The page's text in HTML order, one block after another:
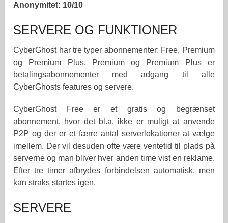
Anonymitet: 10/10
SERVERE OG FUNKTIONER
CyberGhost har tre typer abonnementer: Free, Premium
og Premium Plus. Premium og Premium Plus er
betalingsabonnementer med adgang til alle
CyberGhosts features og servere.
CyberGhost Free er et gratis og begrænset
abonnement, hvor det bl.a. ikke er muligt at anvende
P2P og der er et færre antal serverlokationer at vælge
imellem. Der vil desuden ofte være ventetid til plads på
serverne og man bliver hver anden time vist en reklame.
Efter tre timer afbrydes forbindelsen automatisk, men
kan straks startes igen.
SERVERE